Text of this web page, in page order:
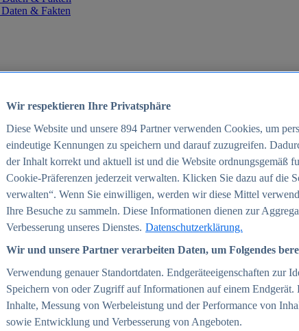
& Fakten
2025
2025
2025
in Deutschland 2025
Wir respektieren Ihre Privatsphäre
Diese Website und unsere 894 Partner verwenden Cookies, um
eindeutige Kennungen zu speichern und darauf zuzugreifen.
der Inhalt korrekt und aktuell ist und die Website ordnungsgemäß
Cookie-Präferenzen jederzeit verwalten. Klicken Sie dazu auf die
verwalten“. Wenn Sie einwilligen, werden wir diese Mittel
Ihre Besuche zu sammeln. Diese Informationen dienen zur
Verbesserung unseres Dienstes. Datenschutzerklärung.
Wir und unsere Partner verarbeiten Daten, um Folgendes
Verwendung genauer Standortdaten. Endgeräteeigenschaften zur
Speichern von oder Zugriff auf Informationen auf einem Endgerät.
Inhalte, Messung von Werbeleistung und der Performance von
sowie Entwicklung und Verbesserung von Angeboten.